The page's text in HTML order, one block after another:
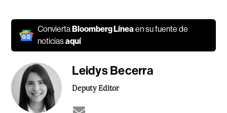
ConviertaBloomberg Líneaen su fuente de
noticiasaquí
Leidys Becerra
Deputy Editor